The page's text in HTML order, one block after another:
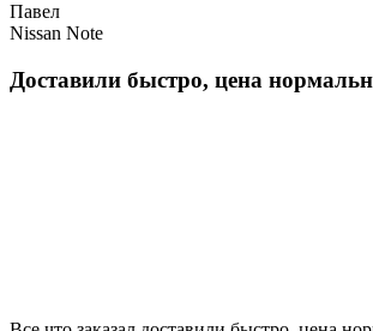
Павел
Nissan Note
Доставили быстро, цена